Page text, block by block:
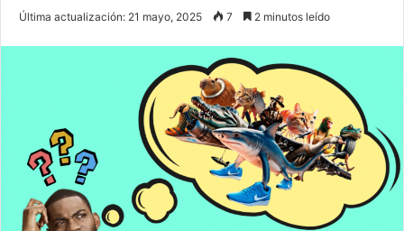
Última actualización: 21 mayo, 2025 7 2 minutos leído